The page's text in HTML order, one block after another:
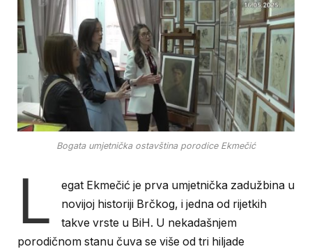
Bogata umjetnička ostavština porodice Ekmečić
L
egat Ekmečić je prva umjetnička zadužbina u
novijoj historiji Brčkog, i jedna od rijetkih
takve vrste u BiH. U nekadašnjem
porodičnom stanu čuva se više od tri hiljade